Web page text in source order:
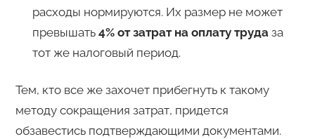
расходы нормируются. Их размер не может
превышать 4% от затрат на оплату трудаза
тот же налоговый период.
Тем, кто все же захочет прибегнуть к такому
методу сокращения затрат, придется
обзавестись подтверждающими документами.